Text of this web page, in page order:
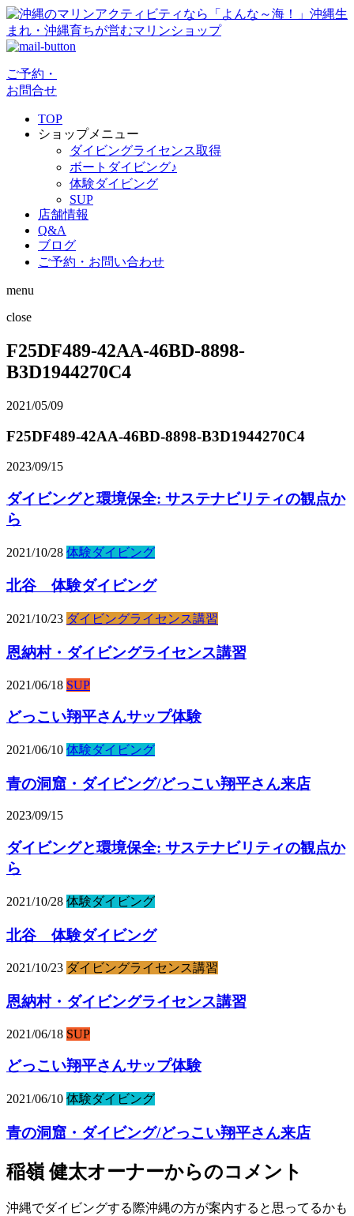
ご予約・
お問合せ
TOP
ショップメニュー
ダイビングライセンス取得
ボートダイビング♪
体験ダイビング
SUP
店舗情報
Q&A
ブログ
ご予約・お問い合わせ
menu
close
F25DF489-42AA-46BD-8898-
B3D1944270C4
2021/05/09
F25DF489-42AA-46BD-8898-B3D1944270C4
2023/09/15
ダイビングと環境保全: サステナビリティの観点か
ら
2021/10/28 体験ダイビング
北谷 体験ダイビング
2021/10/23 ダイビングライセンス講習
恩納村・ダイビングライセンス講習
2021/06/18 SUP
どっこい翔平さんサップ体験
2021/06/10 体験ダイビング
青の洞窟・ダイビング/どっこい翔平さん来店
2023/09/15
ダイビングと環境保全: サステナビリティの観点か
ら
2021/10/28 体験ダイビング
北谷 体験ダイビング
2021/10/23 ダイビングライセンス講習
恩納村・ダイビングライセンス講習
2021/06/18 SUP
どっこい翔平さんサップ体験
2021/06/10 体験ダイビング
青の洞窟・ダイビング/どっこい翔平さん来店
稲嶺 健太オーナーからのコメント
沖縄でダイビングする際沖縄の方が案内すると思ってるかも